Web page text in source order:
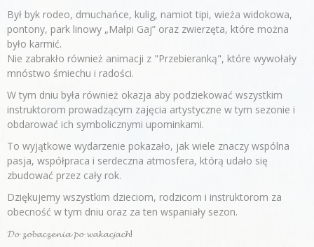
Był byk rodeo, dmuchańce, kulig, namiot tipi, wieża widokowa,
pontony, park linowy „Małpi Gaj” oraz zwierzęta, które można
było karmić.
Nie zabrakło również animacji z "Przebieranką", które wywołały
mnóstwo śmiechu i radości.
W tym dniu była również okazja aby podziekować wszystkim
instruktorom prowadzącym zajęcia artystyczne w tym sezonie i
obdarować ich symbolicznymi upominkami.
To wyjątkowe wydarzenie pokazało, jak wiele znaczy wspólna
pasja, współpraca i serdeczna atmosfera, którą udało się
zbudować przez cały rok.
Dziękujemy wszystkim dzieciom, rodzicom i instruktorom za
obecność w tym dniu oraz za ten wspaniały sezon.
𝓓𝓸 𝔃𝓸𝓫𝓪𝓬𝔃𝓮𝓷𝓲𝓪 𝓹𝓸 𝔀𝓪𝓴𝓪𝓬𝓳𝓪𝓬𝓱!